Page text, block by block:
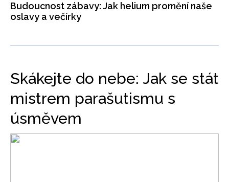
Budoucnost zábavy: Jak helium promění naše
oslavy a večírky
Skákejte do nebe: Jak se stát
mistrem parašutismu s
úsměvem